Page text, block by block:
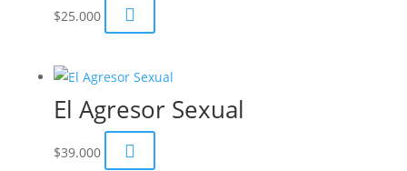
$25.000 
El Agresor Sexual
$39.000 